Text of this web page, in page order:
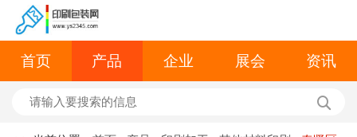
首页 产品 企业 展会 资讯